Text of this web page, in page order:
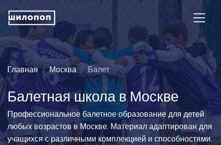
Главная Москва Балет
Балетная школа в Москве
Профессиональное балетное образование для детей
любых возрастов в Москве. Материал адаптирован для
учащихся с различными комплекцией и способностями.